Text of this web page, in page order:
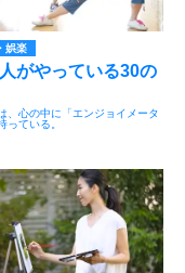
娯楽
がやっている30の
、心の中に「エンジョイメータ
っている。